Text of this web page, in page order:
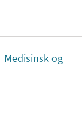
Medisinsk og